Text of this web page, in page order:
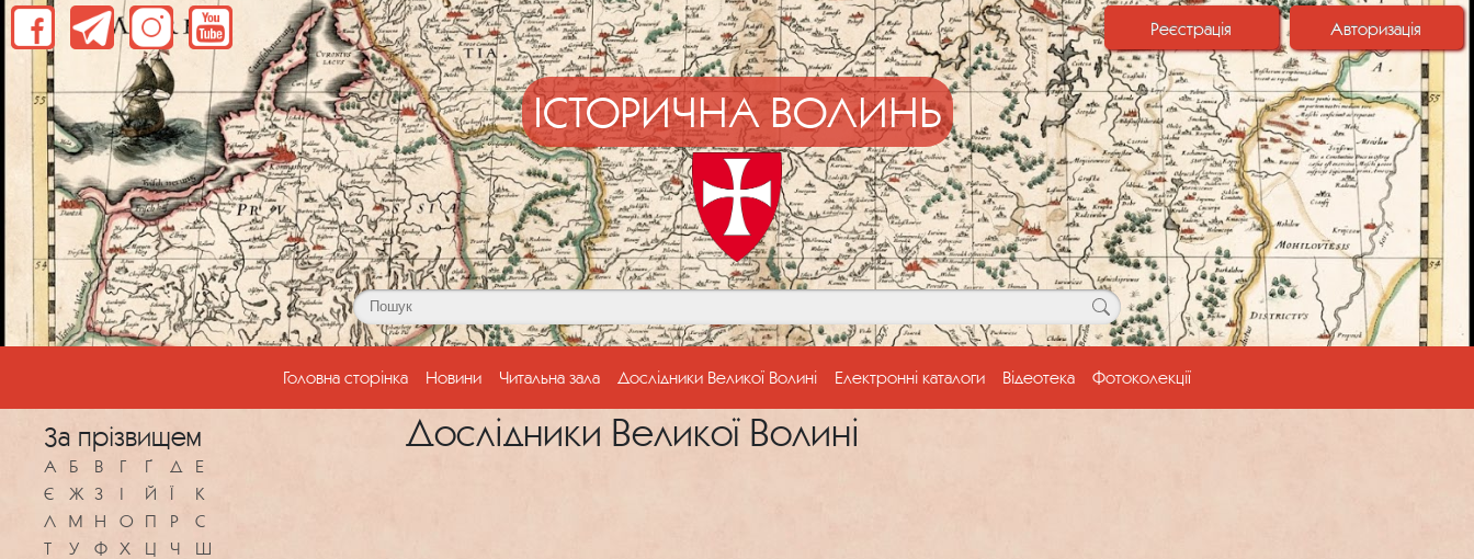
Авторизація
Реєстрація
ІСТОРИЧНА ВОЛИНЬ
Головна сторінка(current)
Новини Читальна зала Дослідники Великої Волині Електронні каталоги Відеотека Фотоколекції
За прізвищем
A Б В Г Ґ Д
Е
Є
Ж З І Й Ї
К
Л
М Н О П Р
С
Т
У Ф Х Ц Ч
Ш
Дослідники Великої Волині